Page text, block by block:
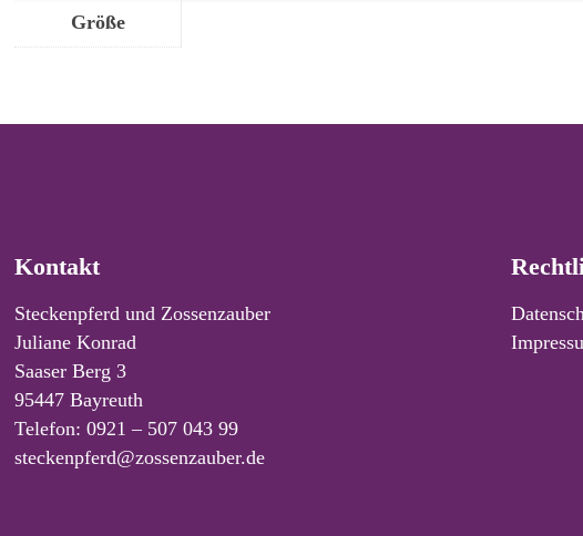
Größe
Kontakt
Steckenpferd und Zossenzauber
Juliane Konrad
Saaser Berg 3
95447 Bayreuth
Telefon: 0921 – 507 043 99
steckenpferd@zossenzauber.de